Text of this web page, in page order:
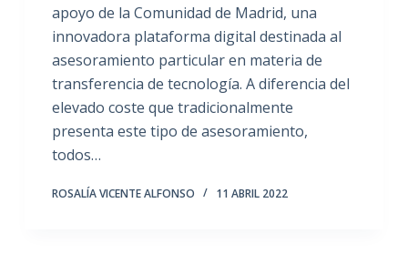
apoyo de la Comunidad de Madrid, una
innovadora plataforma digital destinada al
asesoramiento particular en materia de
transferencia de tecnología. A diferencia del
elevado coste que tradicionalmente
presenta este tipo de asesoramiento,
todos…
ROSALÍA VICENTE ALFONSO 11 ABRIL 2022